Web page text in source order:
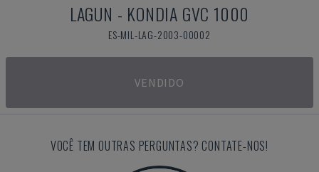
LAGUN - KONDIA GVC 1000
ES-MIL-LAG-2003-00002
VENDIDO
VOCÊ TEM OUTRAS PERGUNTAS? CONTATE-NOS!